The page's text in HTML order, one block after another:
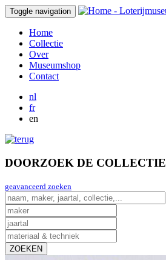
Toggle navigation
Home
Collectie
Over
Museumshop
Contact
nl
fr
en
DOORZOEK DE COLLECTIE
geavanceerd zoeken
ZOEKEN